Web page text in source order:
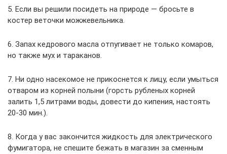
5. Если вы решили посидеть на природе — бросьте в
костер веточки можжевельника.
6. Запах кедрового масла отпугивает не только комаров,
но также мух и тараканов.
7. Ни одно насекомое не прикоснется к лицу, если умыться
отваром из корней полыни (горсть рубленых корней
залить 1,5 литрами воды, довести до кипения, настоять
20-30 мин.).
8. Когда у вас закончится жидкость для электрического
фумигатора, не спешите бежать в магазин за сменным